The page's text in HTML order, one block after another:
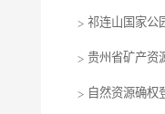
> 祁连山国家公
> 贵州省矿产资
> 自然资源确权